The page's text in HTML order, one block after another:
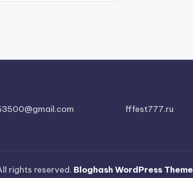
fffest777.ru
rights reserved. Bloghash WordPress Theme